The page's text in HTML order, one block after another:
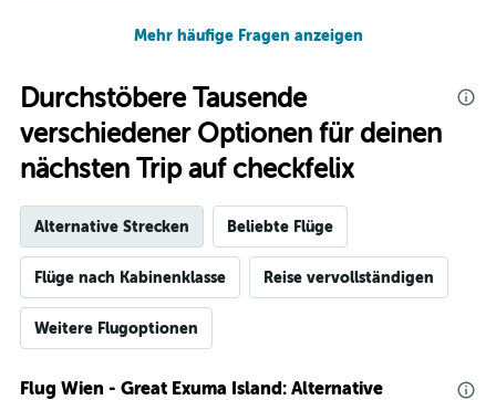
Mehr häufige Fragen anzeigen
Durchstöbere Tausende
verschiedener Optionen für deinen
nächsten Trip auf checkfelix
Alternative Strecken Beliebte Flüge
Flüge nach Kabinenklasse Reise vervollständigen
Weitere Flugoptionen
Flug Wien - Great Exuma Island: Alternative